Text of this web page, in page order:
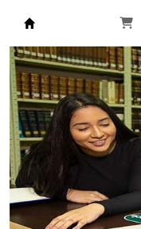
Biblioteca